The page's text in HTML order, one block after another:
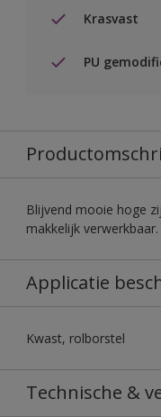
Krasvast
PU
Blijvend mooie hoge
makkelijk verwerkbaar.
Applicatie
Kwast, rolborstel
Technische &